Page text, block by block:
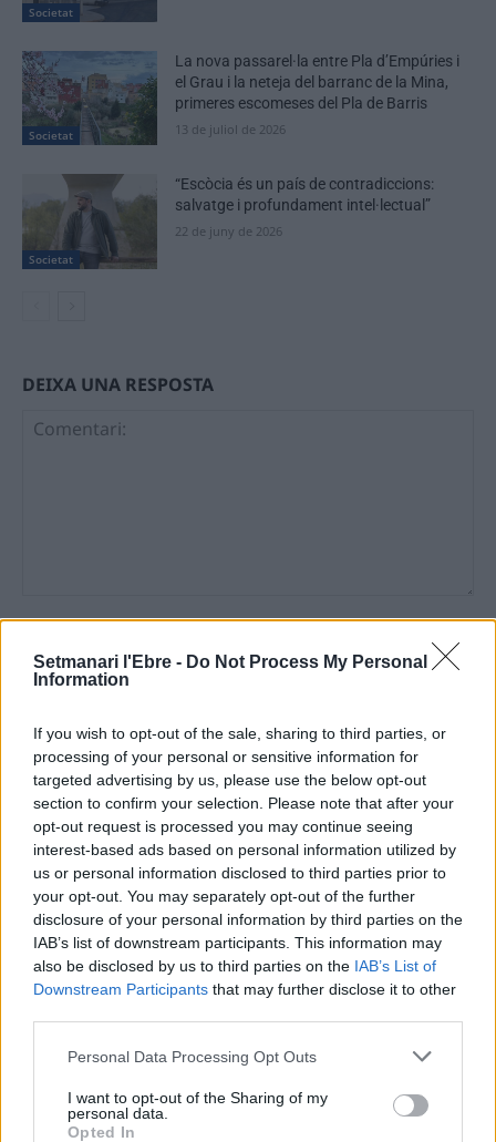
Setmanari l'Ebre - Do Not Process My Personal
Information
If you wish to opt-out of the sale, sharing to third parties, or
processing of your personal or sensitive information for
targeted advertising by us, please use the below opt-out
section to confirm your selection. Please note that after your
opt-out request is processed you may continue seeing
interest-based ads based on personal information utilized by
us or personal information disclosed to third parties prior to
your opt-out. You may separately opt-out of the further
disclosure of your personal information by third parties on the
IAB’s list of downstream participants. This information may
also be disclosed by us to third parties on the IAB’s List of
Downstream Participants that may further disclose it to other
Personal Data Processing Opt Outs
I want to opt-out of the Sharing of my
personal data.
Opted In
Societat
Societat
La nova passarel·la entre Pla d’Empúries i
el Grau i la neteja del barranc de la Mina,
primeres escomeses del Pla de Barris
13 de juliol de 2026
Societat
“Escòcia és un país de contradiccions:
salvatge i profundament intel·lectual”
22 de juny de 2026
DEIXA UNA RESPOSTA
Deseu el meu nom, el correu electrònic i el lloc web en
aquest navegador per a la propera vegada que comenti.
ÚLTIMES NOTÍCIES
Amposta recupera les Cases del Castell
i culmina un projecte estratègic que